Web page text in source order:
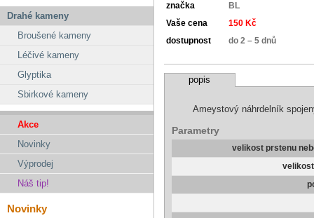
Drahé kameny
Broušené kameny
Léčivé kameny
Glyptika
Sbirkové kameny
Akce
Novinky
Výprodej
Náš tip!
Novinky
značka BL
Vaše cena 150 Kč
dostupnost do 2 – 5 dnů
popis
Ameystový náhrdelník
Parametry
velikost prstenu